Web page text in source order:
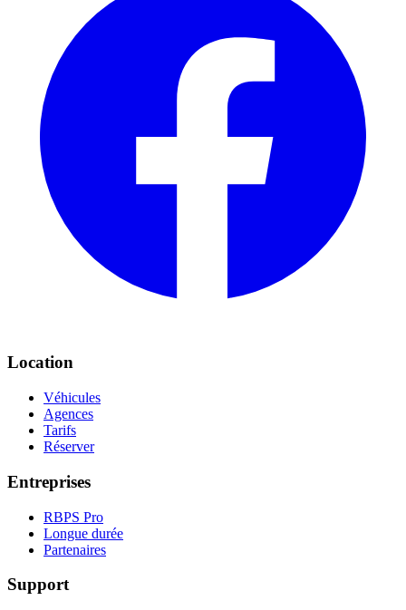
Location
Véhicules
Agences
Tarifs
Réserver
Entreprises
RBPS Pro
Longue durée
Partenaires
Support